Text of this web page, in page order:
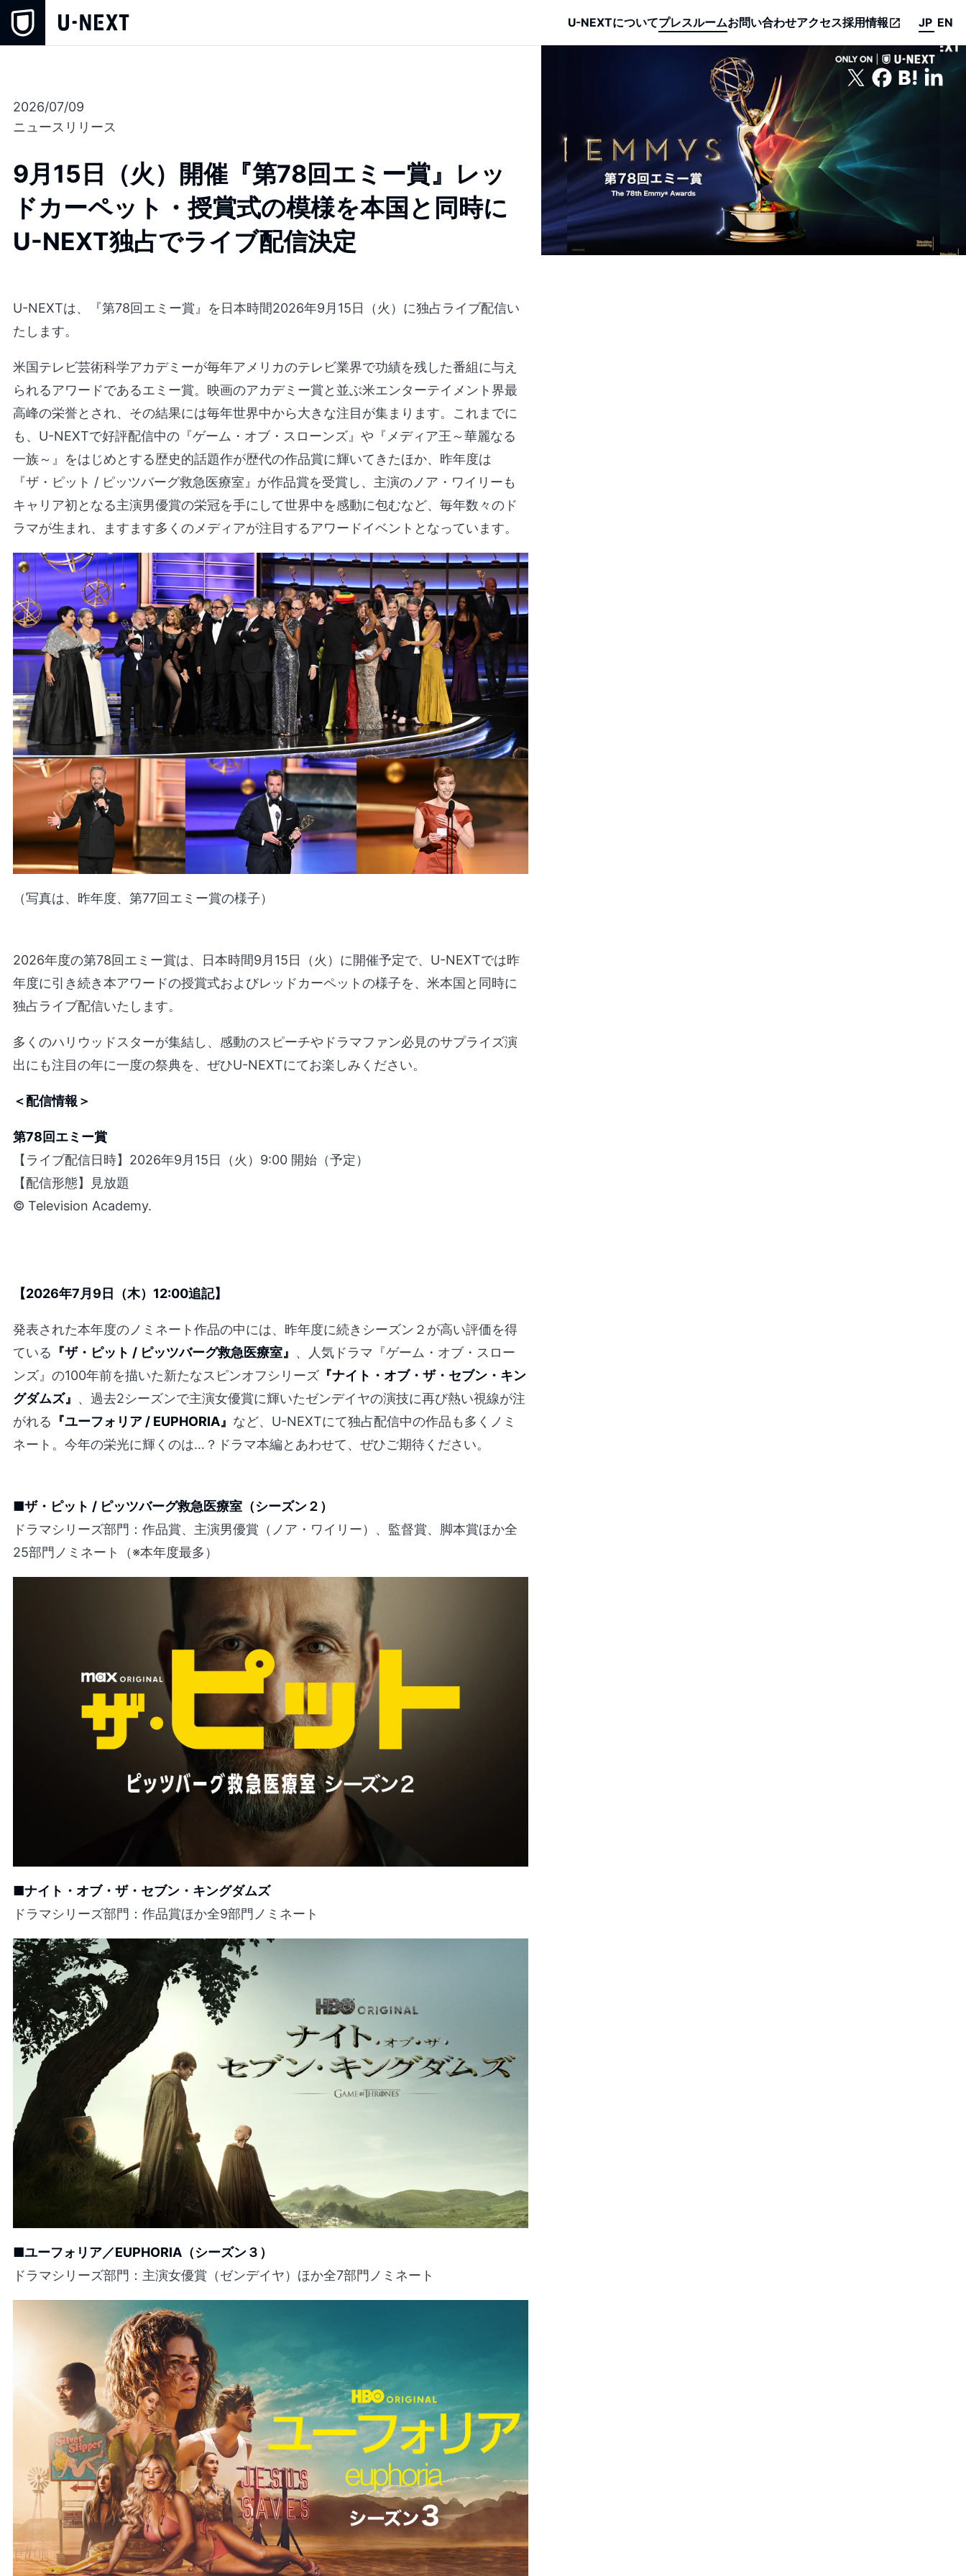
U-NEXTについてプレスルームお問い合わせアクセス採用情報 JP EN
2026/07/09
ニュースリリース
9月15日（火）開催『第78回エミー賞』レッ
ドカーペット・授賞式の模様を本国と同時に
U-NEXT独占でライブ配信決定
U-NEXTは、『第78回エミー賞』を日本時間2026年9月15日（火）に独占ライブ配信い
たします。
米国テレビ芸術科学アカデミーが毎年アメリカのテレビ業界で功績を残した番組に与え
られるアワードであるエミー賞。映画のアカデミー賞と並ぶ米エンターテイメント界最
高峰の栄誉とされ、その結果には毎年世界中から大きな注目が集まります。これまでに
も、U-NEXTで好評配信中の『ゲーム・オブ・スローンズ』や『メディア王～華麗なる
一族～』をはじめとする歴史的話題作が歴代の作品賞に輝いてきたほか、昨年度は
『ザ・ピット / ピッツバーグ救急医療室』が作品賞を受賞し、主演のノア・ワイリーも
キャリア初となる主演男優賞の栄冠を手にして世界中を感動に包むなど、毎年数々のド
ラマが生まれ、ますます多くのメディアが注目するアワードイベントとなっています。
（写真は、昨年度、第77回エミー賞の様子）
2026年度の第78回エミー賞は、日本時間9月15日（火）に開催予定で、U-NEXTでは昨
年度に引き続き本アワードの授賞式およびレッドカーペットの様子を、米本国と同時に
独占ライブ配信いたします。
多くのハリウッドスターが集結し、感動のスピーチやドラマファン必見のサプライズ演
出にも注目の年に一度の祭典を、ぜひU-NEXTにてお楽しみください。
＜配信情報＞
第78回エミー賞
【ライブ配信日時】2026年9月15日（火）9:00 開始（予定）
【配信形態】見放題
© Television Academy.
【2026年7月9日（木）12:00追記】
発表された本年度のノミネート作品の中には、昨年度に続きシーズン２が高い評価を得
ている 『ザ・ピット / ピッツバーグ救急医療室』 、人気ドラマ『ゲーム・オブ・スロー
ンズ』の100年前を描いた新たなスピンオフシリーズ 『ナイト・オブ・ザ・セブン・キン
グダムズ』 、過去2シーズンで主演女優賞に輝いたゼンデイヤの演技に再び熱い視線が注
がれる 『ユーフォリア / EUPHORIA』 など、U-NEXTにて独占配信中の作品も多くノミ
ネート。今年の栄光に輝くのは…？ドラマ本編とあわせて、ぜひご期待ください。
■ザ・ピット / ピッツバーグ救急医療室（シーズン２）
ドラマシリーズ部門：作品賞、主演男優賞（ノア・ワイリー）、監督賞、脚本賞ほか全
25部門ノミネート（※本年度最多）
■ナイト・オブ・ザ・セブン・キングダムズ
ドラマシリーズ部門：作品賞ほか全9部門ノミネート
■ユーフォリア／EUPHORIA（シーズン３）
ドラマシリーズ部門：主演女優賞（ゼンデイヤ）ほか全7部門ノミネート